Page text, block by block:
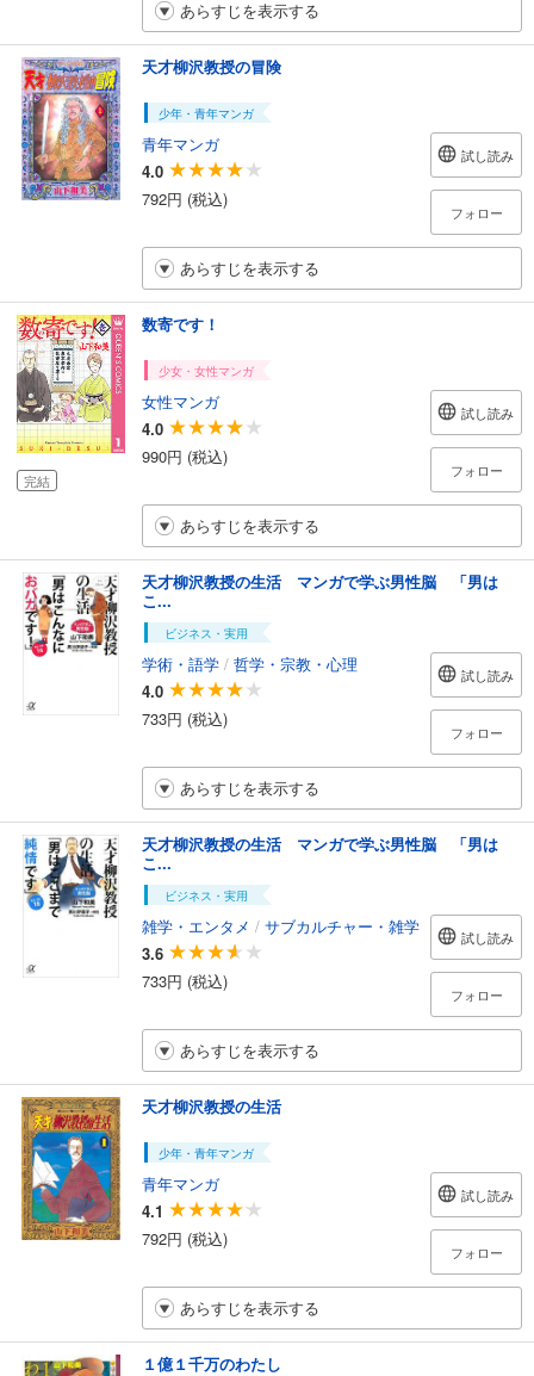
あらすじを表示する
天才柳沢教授の冒険
少年・青年マンガ
青年マンガ
4.0
792円 (税込)
試し読み
フォロー
あらすじを表示する
完結
数寄です！
少女・女性マンガ
女性マンガ
4.0
990円 (税込)
試し読み
フォロー
あらすじを表示する
天才柳沢教授の生活 マンガで学ぶ男性脳 「男は
こ...
ビジネス・実用
学術・語学 / 哲学・宗教・心理
4.0
733円 (税込)
試し読み
フォロー
あらすじを表示する
天才柳沢教授の生活 マンガで学ぶ男性脳 「男は
こ...
ビジネス・実用
雑学・エンタメ / サブカルチャー・雑学
3.6
733円 (税込)
試し読み
フォロー
あらすじを表示する
天才柳沢教授の生活
少年・青年マンガ
青年マンガ
4.1
792円 (税込)
試し読み
フォロー
あらすじを表示する
１億１千万のわたし